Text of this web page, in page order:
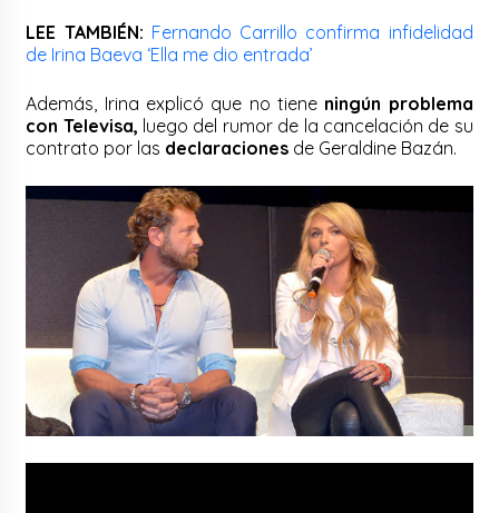
LEE TAMBIÉN: Fernando Carrillo confirma infidelidad
de Irina Baeva ‘Ella me dio entrada’
Además, Irina explicó que no tiene ningún problema
con Televisa, luego del rumor de la cancelación de su
contrato por las declaraciones de Geraldine Bazán.